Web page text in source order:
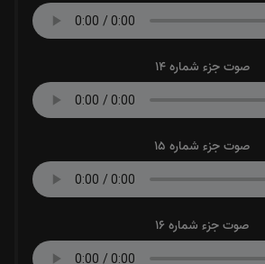
صوت جزء شماره 14
صوت جزء شماره 15
صوت جزء شماره 16